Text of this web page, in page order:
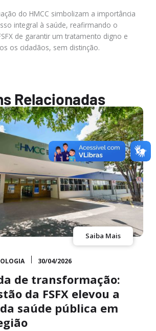
do HMCC simbolizam a importância
integral à saúde, reafirmando o
de garantir um tratamento digno e
os cidadãos, sem distinção.
Relacionadas
Saiba Mais
30/04/2026
de transformação:
da FSFX elevou a
saúde pública em